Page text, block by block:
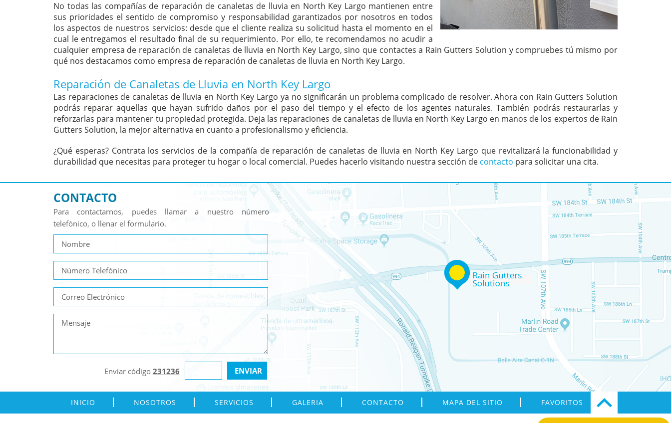
No todas las compañías de reparación de canaletas de lluvia en North Key Largo mantienen entre
sus prioridades el sentido de compromiso y responsabilidad garantizados por nosotros en todos
los aspectos de nuestros servicios: desde que el cliente realiza su solicitud hasta el momento en el
cual le entregamos el resultado final de su requerimiento. Por ello, te recomendamos no acudir a
cualquier empresa de reparación de canaletas de lluvia en North Key Largo, sino que contactes a Rain Gutters Solution y compruebes tú mismo por
qué nos destacamos como empresa de reparación de canaletas de lluvia en North Key Largo.
Reparación de Canaletas de Lluvia en North Key Largo
Las reparaciones de canaletas de lluvia en North Key Largo ya no significarán un problema complicado de resolver. Ahora con Rain Gutters Solution
podrás reparar aquellas que hayan sufrido daños por el paso del tiempo y el efecto de los agentes naturales. También podrás restaurarlas y
reforzarlas para mantener tu propiedad protegida. Deja las reparaciones de canaletas de lluvia en North Key Largo en manos de los expertos de Rain
Gutters Solution, la mejor alternativa en cuanto a profesionalismo y eficiencia.
¿Qué esperas? Contrata los servicios de la compañía de reparación de canaletas de lluvia en North Key Largo que revitalizará la funcionabilidad y
durabilidad que necesitas para proteger tu hogar o local comercial. Puedes hacerlo visitando nuestra sección de contacto para solicitar una cita.
CONTACTO
Para contactarnos, puedes llamar a nuestro número
telefónico, o llenar el formulario.
Enviar código 231236
INICIO NOSOTROS SERVICIOS GALERIA CONTACTO MAPA DEL SITIO FAVORITOS